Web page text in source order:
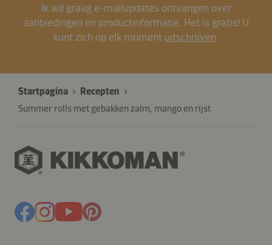
Ik wil graag e-mailupdates ontvangen over
aanbiedingen en productinformatie. Het is gratis! U
kunt zich op elk moment uitschrijven.
Startpagina
Recepten
Summer rolls met gebakken zalm, mango en rijst